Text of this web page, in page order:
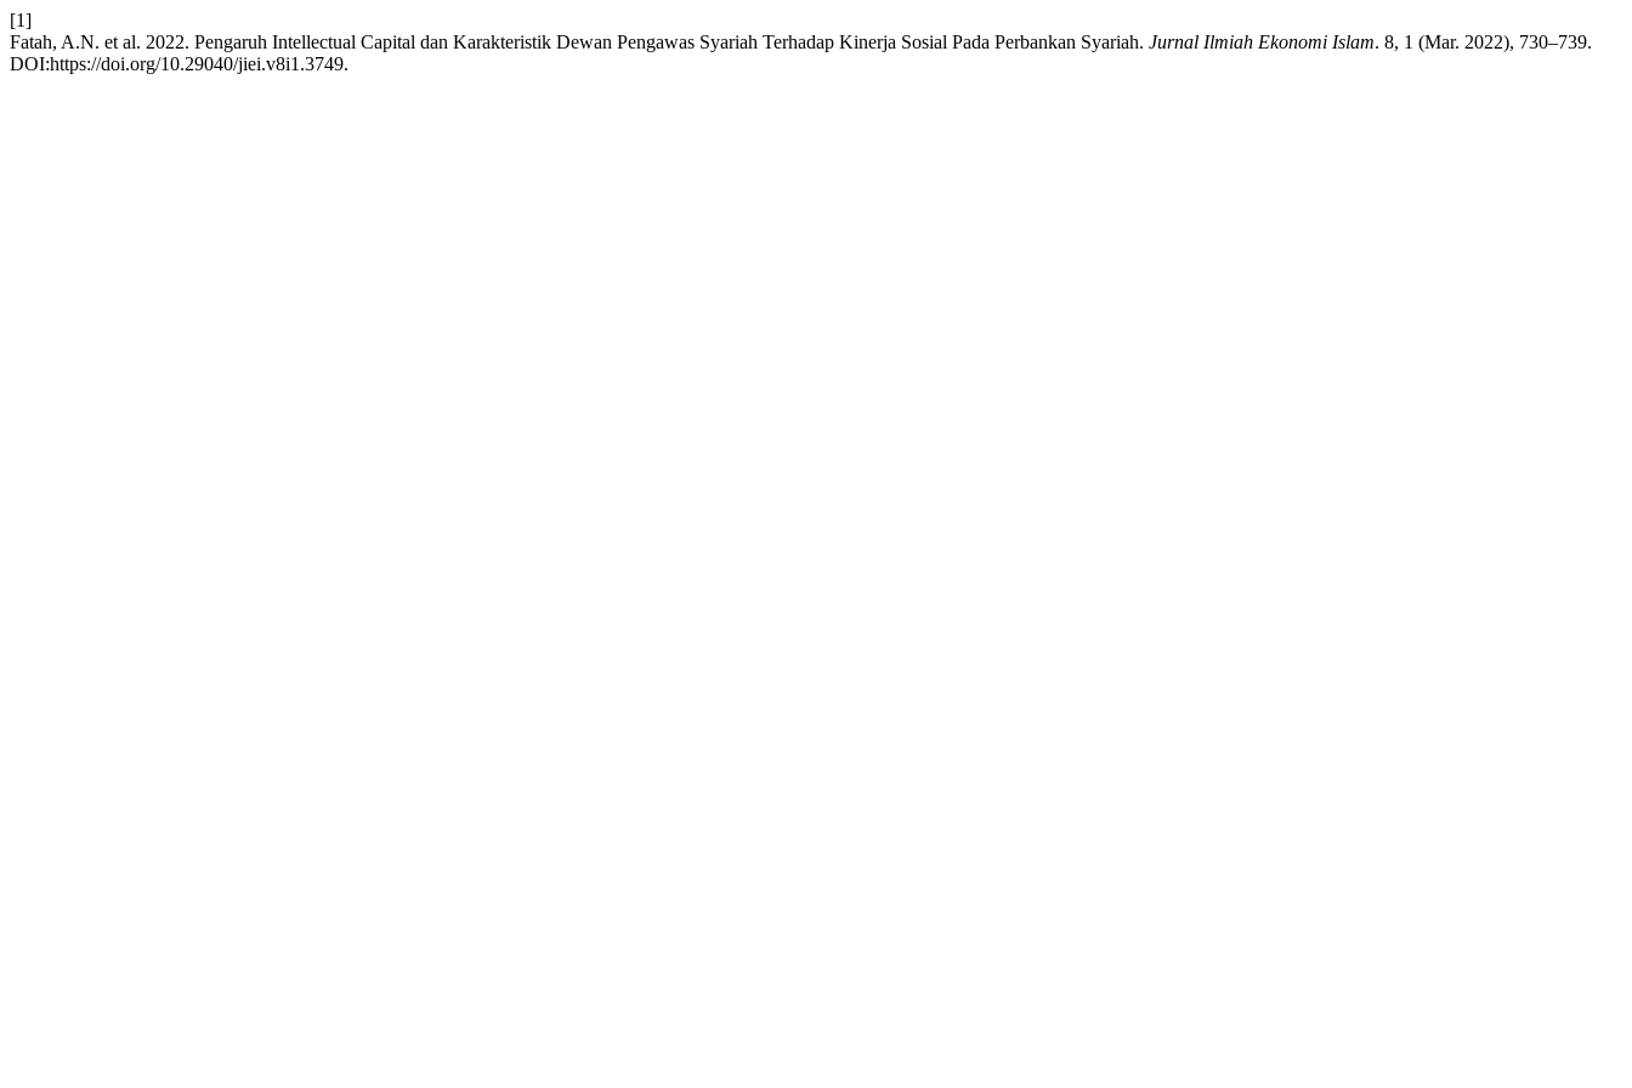
[1]
Fatah, A.N. et al. 2022. Pengaruh Intellectual Capital dan Karakteristik Dewan Pengawas Syariah Terhadap Kinerja Sosial Pada Perbankan Syariah. Jurnal Ilmiah Ekonomi Islam. 8, 1 (Mar. 2022), 730–739.
DOI:https://doi.org/10.29040/jiei.v8i1.3749.